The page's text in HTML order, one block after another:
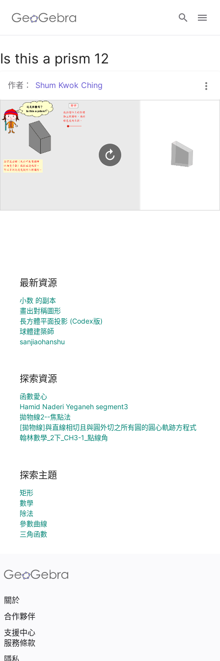
Google Classroom
GeoGebra Classroom
Is this a prism 12
作者： Shum Kwok Ching
最新資源
小数 的副本
畫出對稱圖形
長方體平面投影 (Codex版)
球體建築師
sanjiaohanshu
探索資源
函數愛心
Hamid Naderi Yeganeh segment3
拋物線2--焦點法
[拋物線]與直線相切且與圓外切之所有圓的圓心軌跡方程式
翰林數學_2下_CH3-1_點線角
探索主題
矩形
數學
除法
參數曲線
三角函數
關於
合作夥伴
支援中心
服務條款
隱私